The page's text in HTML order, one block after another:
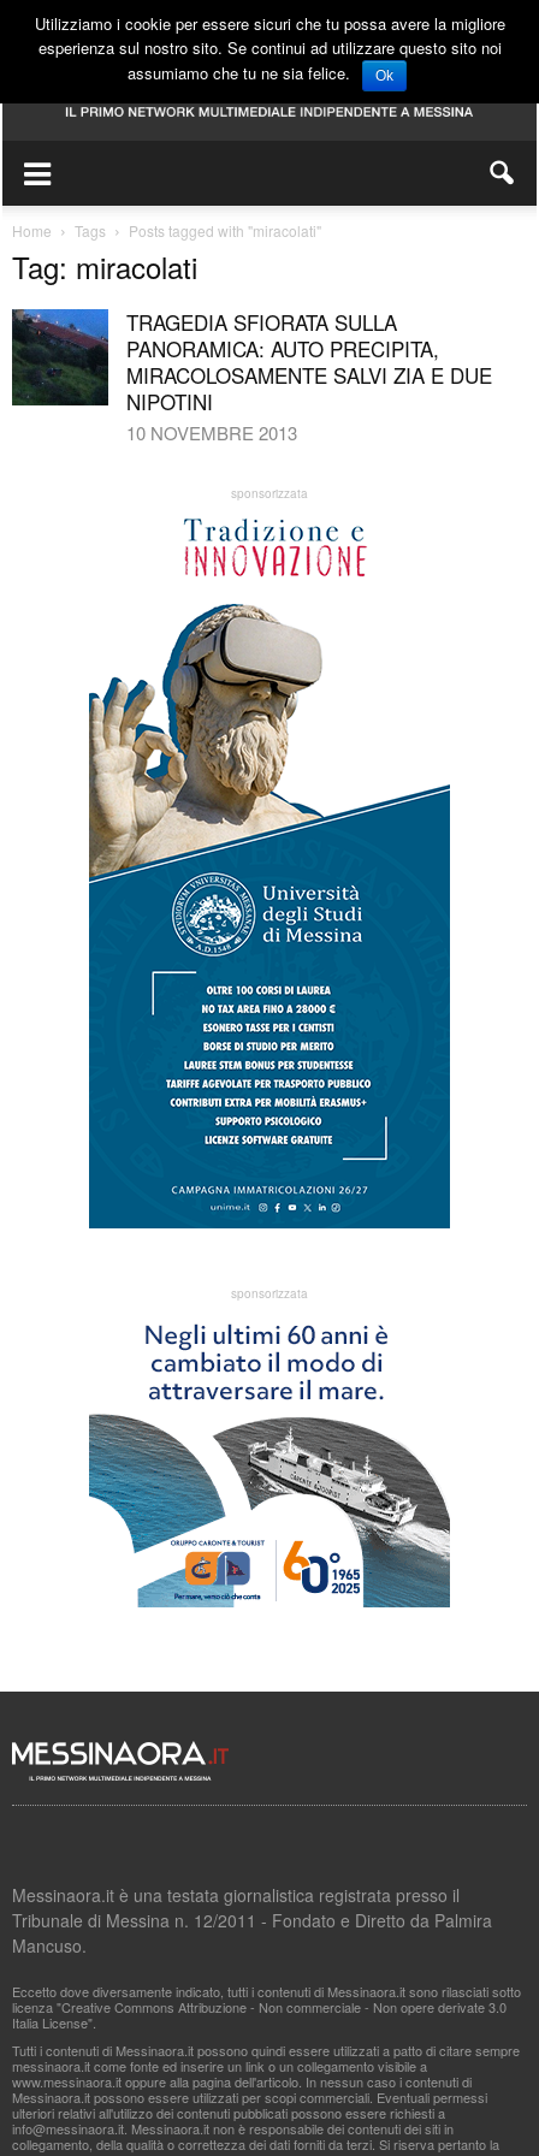
Home Tags Posts tagged with "miracolati"
Tag: miracolati
TRAGEDIA SFIORATA SULLA
PANORAMICA: AUTO PRECIPITA,
MIRACOLOSAMENTE SALVI ZIA E DUE
NIPOTINI
10 NOVEMBRE 2013
sponsorizzata
sponsorizzata
Messinaora.it è una testata giornalistica registrata presso il
Tribunale di Messina n. 12/2011 - Fondato e Diretto da Palmira
Mancuso.
Eccetto dove diversamente indicato, tutti i contenuti di Messinaora.it sono rilasciati sotto
licenza "Creative Commons Attribuzione - Non commerciale - Non opere derivate 3.0
Italia License".
Tutti i contenuti di Messinaora.it possono quindi essere utilizzati a patto di citare sempre
messinaora.it come fonte ed inserire un link o un collegamento visibile a
www.messinaora.it oppure alla pagina dell'articolo. In nessun caso i contenuti di
Messinaora.it possono essere utilizzati per scopi commerciali. Eventuali permessi
ulteriori relativi all'utilizzo dei contenuti pubblicati possono essere richiesti a
info@messinaora.it . Messinaora.it non è responsabile dei contenuti dei siti in
collegamento, della qualità o correttezza dei dati forniti da terzi. Si riserva pertanto la
Utilizziamo i cookie per essere sicuri che tu possa avere la migliore
esperienza sul nostro sito. Se continui ad utilizzare questo sito noi
assumiamo che tu ne sia felice.
Ok